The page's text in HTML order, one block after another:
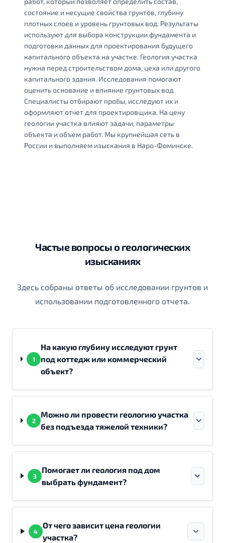
состояние и несущие свойства грунтов, глубину
плотных слоев и уровень грунтовых вод. Результаты
используют для выбора конструкции фундамента и
подготовки данных для проектирования будущего
капитального объекта на участке. Геология участка
нужна перед строительством дома, цеха или другого
капитального здания. Исследования помогают
оценить основание и влияние грунтовых вод.
Специалисты отбирают пробы, исследуют их и
оформляют отчет для проектировщика. На цену
геологии участка влияют задачи, параметры
объекта и объем работ. Мы крупнейшая сеть в
России и выполняем изыскания в Наро-Фоминске.
Частые вопросы о геологических
изысканиях
Здесь собраны ответы об исследовании грунтов и
использовании подготовленного отчета.
1
На какую глубину исследуют грунт
под коттедж или коммерческий
объект?
2
Можно ли провести геологию участка
без подъезда тяжелой техники?
3
Помогает ли геология под дом
выбрать фундамент?
4
От чего зависит цена геологии
участка?